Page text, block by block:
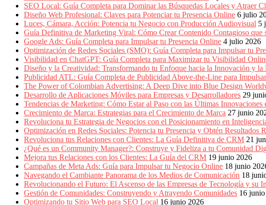
SEO Local: Guía Completa para Dominar las Búsquedas Locales y Atraer
Diseño Web Profesional: Claves para Potenciar tu Presencia Online 6 julio
Luces, Cámara, Acción: Potencia tu Negocio con Producción Audiovisual 5
Guía Definitiva de Marketing Viral: Cómo Crear Contenido Contagioso que
Google Ads: Guía Completa para Impulsar tu Presencia Online 4 julio 2026
Optimización de Redes Sociales (SMO): Guía Completa para Impulsar tu
Visibilidad en ChatGPT: Guía Completa para Maximizar tu Visibilidad
Diseño y la Creatividad: Transformando tu Enfoque hacia la Innovación y la
Publicidad ATL: Guía Completa de Publicidad Above-the-Line para
The Power of Colombian Advertising: A Deep Dive into Blue Design
Desarrollo de Aplicaciones Móviles para Empresas y Desarrolladores 29
Tendencias de Marketing: Cómo Estar al Paso con las Últimas
Crecimiento de Marca: Estrategias para el Crecimiento de Marca 27 junio
Revoluciona tu Estrategia de Negocios con el Posicionamiento en
Optimización en Redes Sociales: Potencia tu Presencia y Obtén Resultados
Revoluciona tus Relaciones con Clientes: La Guía Definitiva de CRM 21
¿Qué es un Community Manager?: Construye y Fideliza a tu Comunidad
Mejora tus Relaciones con los Clientes: La Guía del CRM 19 junio 2026
Campañas de Meta Ads: Guía para Impulsar tu Negocio Online 18 junio
Navegando el Cambiante Panorama de los Medios de Comunicación 18
Revolucionando el Futuro: El Ascenso de las Empresas de Tecnología y su
Gestión de Comunidades: Construyendo y Atrayendo Comunidades 16
Optimizando tu Sitio Web para SEO Local 16 junio 2026